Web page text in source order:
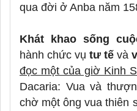
qua đời ở Anba năm
Khát khao sống
hành chức vụ tư tế và
đọc một của giờ Kinh
Dacaria: Vua và
chờ một ông vua thiên